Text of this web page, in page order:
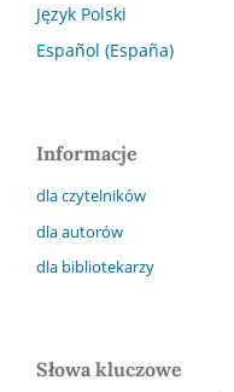
Język Polski
Español (España)
Informacje
dla czytelników
dla autorów
dla bibliotekarzy
Słowa kluczowe